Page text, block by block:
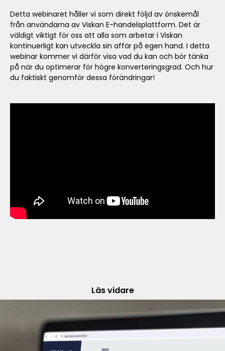
Detta webinaret håller vi som direkt följd av önskemål
från användarna av Viskan E-handelsplattform. Det är
väldigt viktigt för oss att alla som arbetar i Viskan
kontinuerligt kan utveckla sin affär på egen hand. I detta
webinar kommer vi därför visa vad du kan och bör tänka
på när du optimerar för högre konverteringsgrad. Och hur
du faktiskt genomför dessa förändringar!
Läs vidare